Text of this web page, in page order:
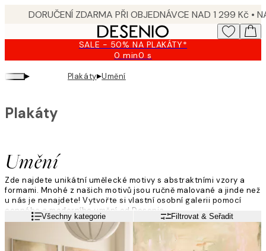
SALE - 50% NA PLAKÁTY*
0 min0 s
Platné
▸ Plakáty▸Umění
Umění
Plakáty
Zde najdete unikátní umělecké motivy s abstraktními vzory a
formami. Mnohé z našich motivů jsou ručně malované a jinde než
u nás je nenajdete! Vytvořte si vlastní osobní galerii pomocí
cenného a moderního umění od Desenia.
Přečtěte si víceVšechny kategorie Filtrovat & Seřadit